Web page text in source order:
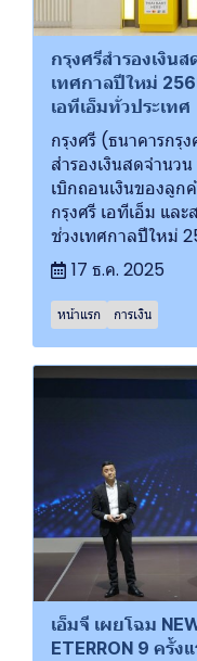
กรุงศรีสำรองเงิน
เทศกาลปีใหม่
เอทีเอ็มทั่วประเทศ
กรุงศรี (ธนาคารกรุ
สำรองเงินสดจำนว
เบิกถอนเงินของลูก
กรุงศรี เอทีเอ็ม แล
ช่วงเทศกาลปีใหม่
17 ธ.ค. 2025
หน้าแรก การเงิน
เอ็มจี เผยโฉม
ETERRON 9 ครั้